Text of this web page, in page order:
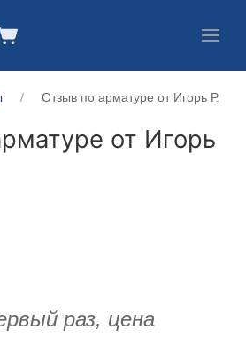
Отзыв по арматуре от Игорь Р.
от Игорь
раз, цена